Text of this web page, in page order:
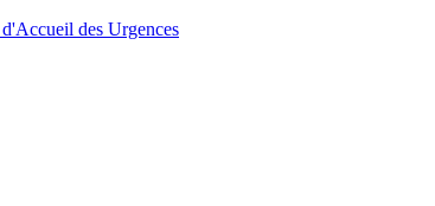
des Urgences